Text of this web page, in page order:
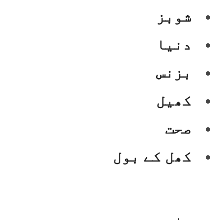
شوبز
دنیا
بزنس
کھیل
صحت
کھل کے بول